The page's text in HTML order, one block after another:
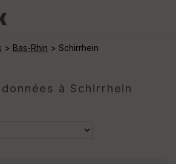
> Bas-Rhin > Schirrhein
à Schirrhein